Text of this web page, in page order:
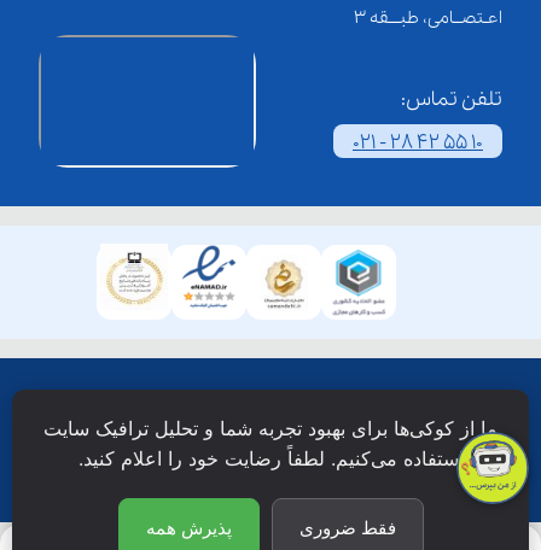
اعـتصــامی، طبـــقه 3
تلفن تماس:
021 - 28 42 55 10
دانش نویان محفوظ است.
ما از کوکی‌ها برای بهبود تجربه شما و تحلیل ترافیک سایت
استفاده می‌کنیم. لطفاً رضایت خود را اعلام کنید.
فقط ضروری پذیرش همه